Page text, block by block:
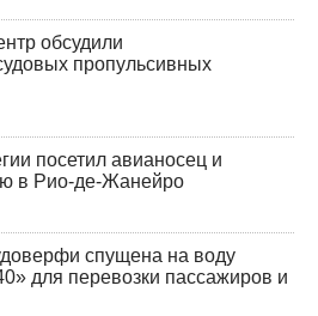
обсудили
пропульсивных
посетил авианосец и
в Рио-де-Жанейро
спущена на воду
для перевозки пассажиров и